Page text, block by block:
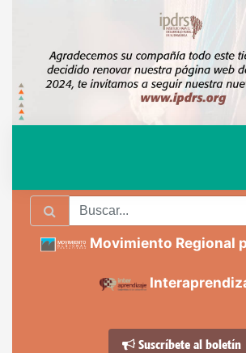
Movimiento Regional
Suscríbete al boletín